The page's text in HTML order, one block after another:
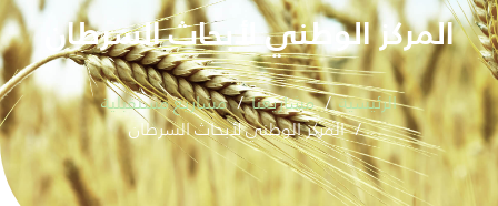
المركز الوطني لأبحاث السرطان
الرئيسية مشاريعنا مشاريع مستقبلية
المركز الوطني لأبحاث السرطان